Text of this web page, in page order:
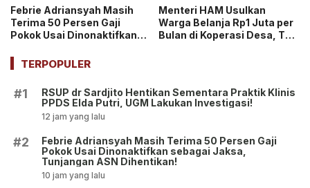
Febrie Adriansyah Masih
Terima 50 Persen Gaji
Pokok Usai Dinonaktifkan
ASN Dihentikan!
Menteri HAM Usulkan
Warga Belanja Rp1 Juta per
Bulan di Koperasi Desa, Tuai
TERPOPULER
#1
RSUP dr Sardjito Hentikan Sementara Praktik Klinis
PPDS Elda Putri, UGM Lakukan Investigasi!
12 jam yang lalu
#2
Febrie Adriansyah Masih Terima 50 Persen Gaji
Pokok Usai Dinonaktifkan sebagai Jaksa,
Tunjangan ASN Dihentikan!
10 jam yang lalu